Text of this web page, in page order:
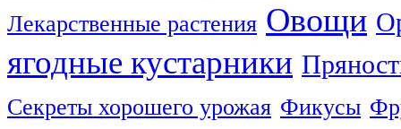
Лекарственные растения Овощи
ягодные кустарники
Секреты хорошего урожая Фикусы